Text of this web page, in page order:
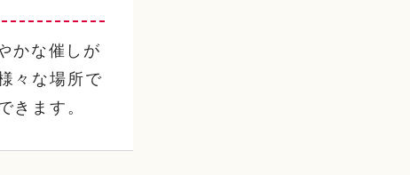
かな催しが
々な場所で
きます。